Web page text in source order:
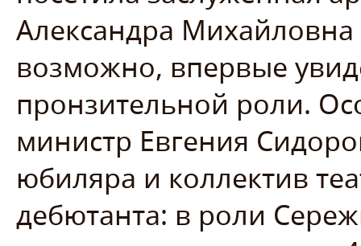
Александра
возможно, впервые
пронзительной роли.
министр Евгения
юбиляра и коллектив
дебютанта: в роли